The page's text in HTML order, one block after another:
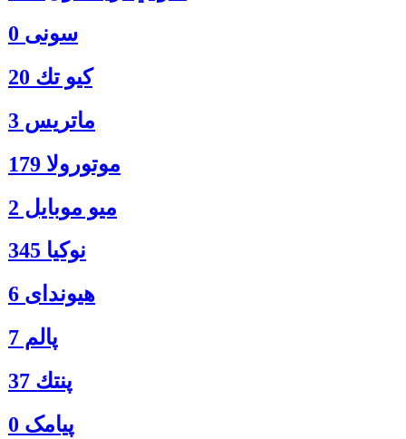
سونی 0
كيو تك 20
ماتريس 3
موتورولا 179
ميو موبايل 2
نوكيا 345
هیوندای 6
پالم 7
پنتك 37
پیامک 0